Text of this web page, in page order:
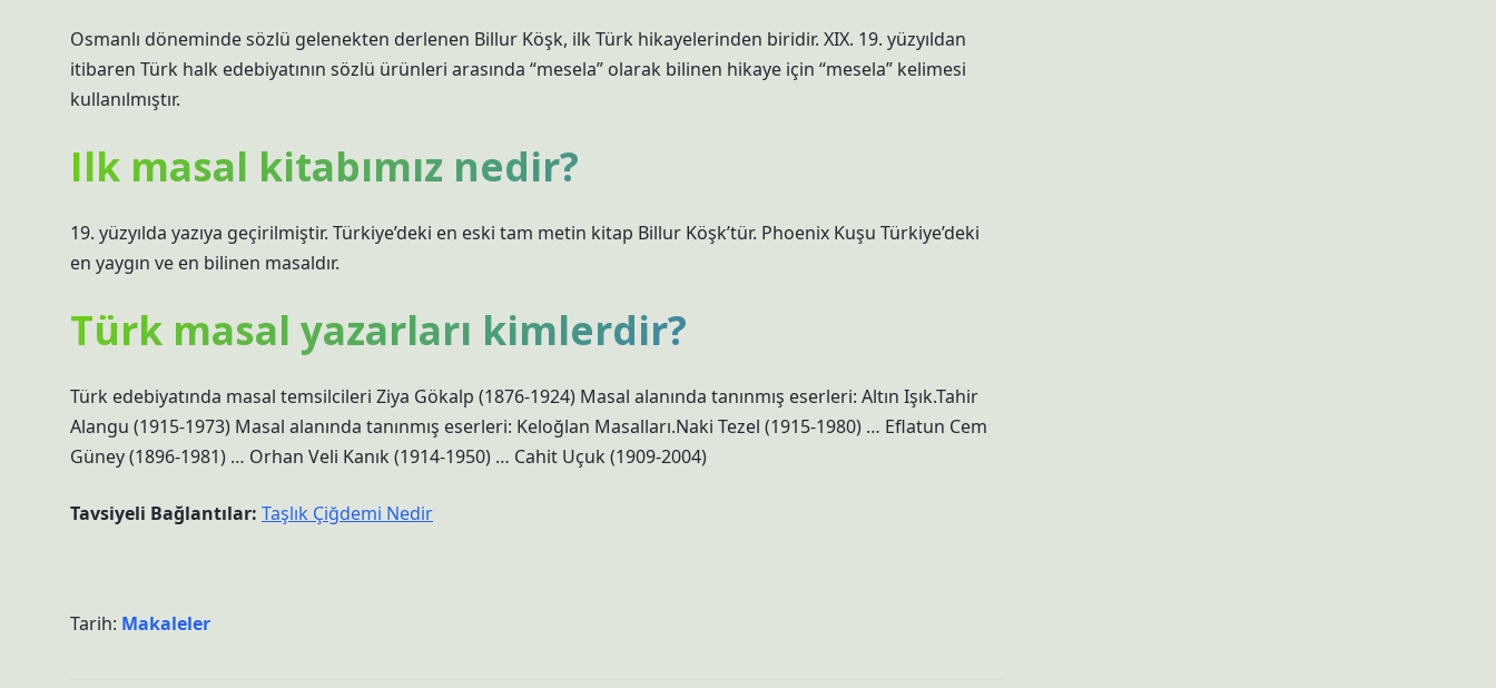
Osmanlı döneminde sözlü gelenekten derlenen Billur Köşk, ilk Türk hikayelerinden biridir. XIX. 19. yüzyıldan
itibaren Türk halk edebiyatının sözlü ürünleri arasında “mesela” olarak bilinen hikaye için “mesela” kelimesi
kullanılmıştır.
Ilk masal kitabımız nedir?
19. yüzyılda yazıya geçirilmiştir. Türkiye’deki en eski tam metin kitap Billur Köşk’tür. Phoenix Kuşu Türkiye’deki
en yaygın ve en bilinen masaldır.
Türk masal yazarları kimlerdir?
Türk edebiyatında masal temsilcileri Ziya Gökalp (1876-1924) Masal alanında tanınmış eserleri: Altın Işık.Tahir
Alangu (1915-1973) Masal alanında tanınmış eserleri: Keloğlan Masalları.Naki Tezel (1915-1980) … Eflatun Cem
Güney (1896-1981) … Orhan Veli Kanık (1914-1950) … Cahit Uçuk (1909-2004)
Tavsiyeli Bağlantılar: Taşlık Çiğdemi Nedir
Tarih: Makaleler